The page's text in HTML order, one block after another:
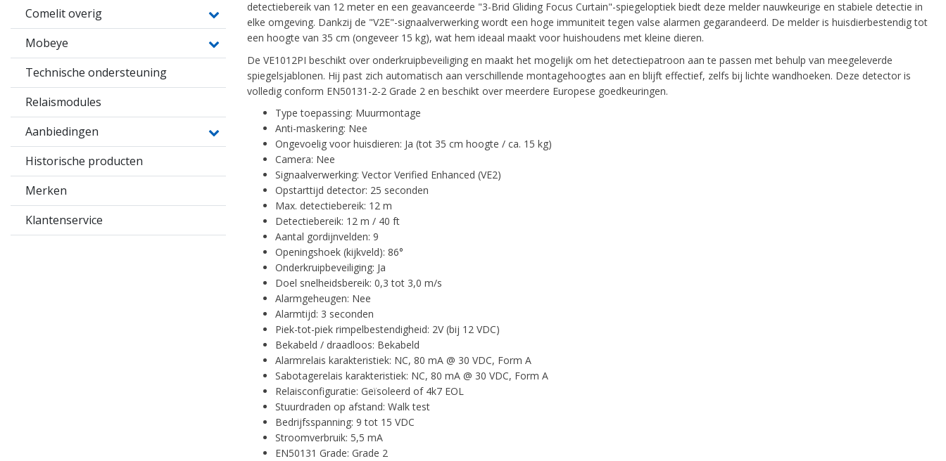
Comelit overig
Mobeye
Technische ondersteuning
Relaismodules
Aanbiedingen
Historische producten
Merken
Klantenservice
detectiebereik van 12 meter en een geavanceerde "3-Brid Gliding Focus Curtain"-spiegeloptiek biedt deze melder nauwkeurige en stabiele detectie in
elke omgeving. Dankzij de "V2E"-signaalverwerking wordt een hoge immuniteit tegen valse alarmen gegarandeerd. De melder is huisdierbestendig tot
een hoogte van 35 cm (ongeveer 15 kg), wat hem ideaal maakt voor huishoudens met kleine dieren.
De VE1012PI beschikt over onderkruipbeveiliging en maakt het mogelijk om het detectiepatroon aan te passen met behulp van meegeleverde
spiegelsjablonen. Hij past zich automatisch aan verschillende montagehoogtes aan en blijft effectief, zelfs bij lichte wandhoeken. Deze detector is
volledig conform EN50131-2-2 Grade 2 en beschikt over meerdere Europese goedkeuringen.
Type toepassing: Muurmontage
Anti-maskering: Nee
Ongevoelig voor huisdieren: Ja (tot 35 cm hoogte / ca. 15 kg)
Camera: Nee
Signaalverwerking: Vector Verified Enhanced (VE2)
Opstarttijd detector: 25 seconden
Max. detectiebereik: 12 m
Detectiebereik: 12 m / 40 ft
Aantal gordijnvelden: 9
Openingshoek (kijkveld): 86°
Onderkruipbeveiliging: Ja
Doel snelheidsbereik: 0,3 tot 3,0 m/s
Alarmgeheugen: Nee
Alarmtijd: 3 seconden
Piek-tot-piek rimpelbestendigheid: 2V (bij 12 VDC)
Bekabeld / draadloos: Bekabeld
Alarmrelais karakteristiek: NC, 80 mA @ 30 VDC, Form A
Sabotagerelais karakteristiek: NC, 80 mA @ 30 VDC, Form A
Relaisconfiguratie: Geïsoleerd of 4k7 EOL
Stuurdraden op afstand: Walk test
Bedrijfsspanning: 9 tot 15 VDC
Stroomverbruik: 5,5 mA
EN50131 Grade: Grade 2